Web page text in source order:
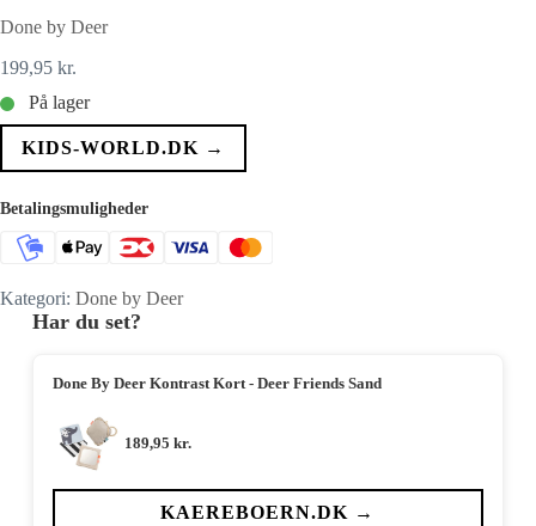
Done by Deer
199,95 kr.
På lager
KIDS-WORLD.DK →
Betalingsmuligheder
Kategori: Done by Deer
Har du set?
Done By Deer Kontrast Kort - Deer Friends Sand
189,95 kr.
KAEREBOERN.DK →